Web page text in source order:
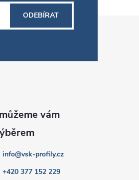
ODEBÍRAT
info@vsk-profily.cz
+420 377 152 229